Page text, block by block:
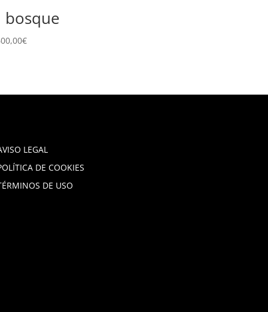
bosque
€
LEGAL
DE COOKIES
DE USO